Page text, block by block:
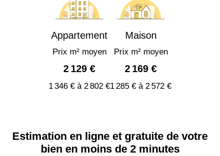
Appartement
Prix m² moyen
2 129 €
1 346 € à 2 802 €
Maison
Prix m² moyen
2 169 €
1 285 € à 2 572 €
Estimation en ligne et gratuite de votre
bien en moins de 2 minutes